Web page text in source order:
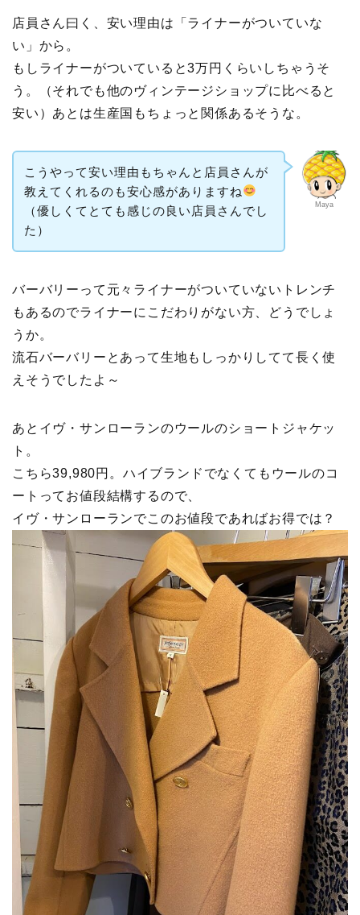
店員さん曰く、安い理由は「ライナーがついていな
い」から。
もしライナーがついていると3万円くらいしちゃうそ
う。（それでも他のヴィンテージショップに比べると
安い）あとは生産国もちょっと関係あるそうな。
Maya
こうやって安い理由もちゃんと店員さんが
教えてくれるのも安心感がありますね
（優しくてとても感じの良い店員さんでし
た）
バーバリーって元々ライナーがついていないトレンチ
もあるのでライナーにこだわりがない方、どうでしょ
うか。
流石バーバリーとあって生地もしっかりしてて長く使
えそうでしたよ～
あとイヴ・サンローランのウールのショートジャケッ
ト。
こちら39,980円。ハイブランドでなくてもウールのコ
ートってお値段結構するので、
イヴ・サンローランでこのお値段であればお得では？